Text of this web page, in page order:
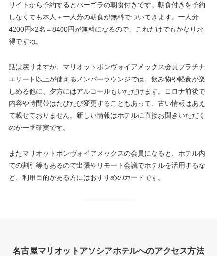
サイトから予約するとパーゴラの朝食付きです。朝食付きを予約
しなくても本人＋一人分の朝食が無料でついてきます。一人分
4200円×2名＝8400円が無料になるので、これだけでもかなりお
得ですね。
話は戻りますが、マリオットボンヴォイアメックス会員プラチナ
エリート以上が使えるメンバーラウンジでは、飲み物や軽食が楽
しめる他に、夕方にはアルコールもいただけます。コロナ前後で
内容や時間帯はたびたび変更することもあって、古い情報はあえ
て載せておりません。新しい情報はホテルに直接お聞きいただく
のが一番確実です。
またマリオットボンヴォイアメックスの会員になると、ホテル内
での割引等もあるので出張やリモート会議でホテルを活用するな
ど、利用目的がある方にはおすすめのカードです。
名古屋マリオットアソシアホテルへのアクセス方法